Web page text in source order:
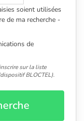
soient utilisées
de ma recherche -
de
sur la liste
BLOCTEL).